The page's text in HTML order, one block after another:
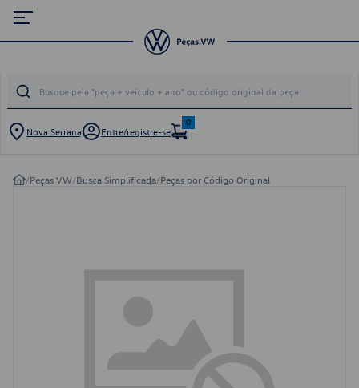
Nova Serrana Entre/registre-se
0
/Peças VW/Busca Simplificada/Peças por Código Original